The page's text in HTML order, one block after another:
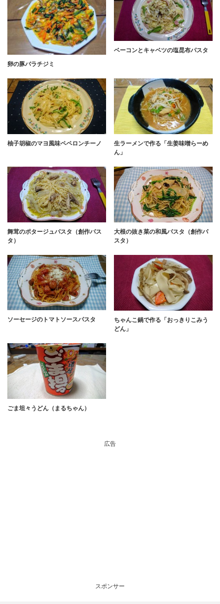
卵の豚バラチジミ
ベーコンとキャベツの塩昆布パスタ
柚子胡椒のマヨ風味ペペロンチーノ
生ラーメンで作る「生姜味噌らーめ
ん」
舞茸のポタージュパスタ（創作パス
タ）
大根の抜き菜の和風パスタ（創作パ
スタ）
ソーセージのトマトソースパスタ
ちゃんこ鍋で作る「おっきりこみう
どん」
ごま坦々うどん（まるちゃん）
広告
スポンサー